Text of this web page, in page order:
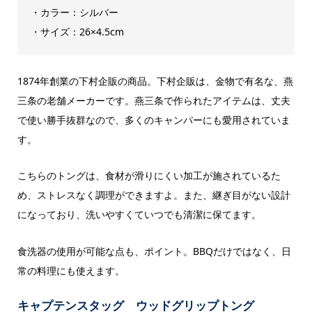
・カラー：シルバー
・サイズ：‎26×4.5cm
1874年創業の下村企販の商品。下村企販は、金物で有名な、燕
三条の老舗メーカーです。燕三条で作られたアイテムは、丈夫
で使い勝手抜群なので、多くのキャンパーにも愛用されていま
す。
こちらのトングは、食材が滑りにくい加工が施されているた
め、ストレスなく調理ができますよ。また、継ぎ目がない設計
になっており、洗いやすくていつでも清潔に保てます。
食洗器の使用が可能な点も、ポイント。BBQだけではなく、日
常の料理にも使えます。
キャプテンスタッグ ウッドグリップトング